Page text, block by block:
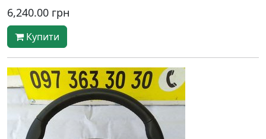
6,240.00 грн
Купити